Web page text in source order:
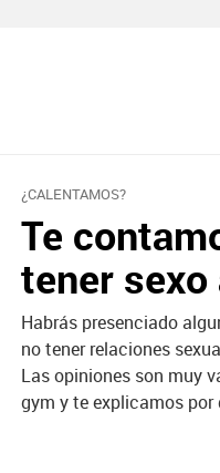
¿CALENTAMOS?
Te
tener
Habrás presenciado
no tener relaciones
Las opiniones son muy
gym y te explicamos por